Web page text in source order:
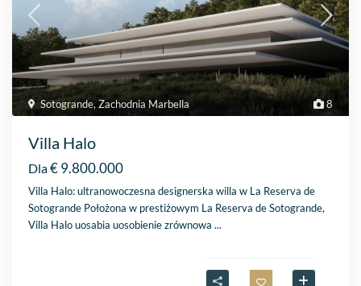
8
Sotogrande,Zachodnia Marbella
Villa Halo
Dla€ 9.800.000
Villa Halo: ultranowoczesna designerska willa w La Reserva de
Sotogrande Położona w prestiżowym La Reserva de Sotogrande,
Villa Halo uosabia uosobienie zrównowa...